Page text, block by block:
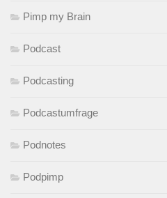
Pimp my Brain
Podcast
Podcasting
Podcastumfrage
Podnotes
Podpimp